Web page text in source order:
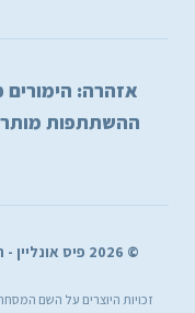
אזהרה: הימורים
© 2026 פיס אונליין - המקום שלך למזל. כל הזכויות שמורות.
זכויות היוצרים על השם